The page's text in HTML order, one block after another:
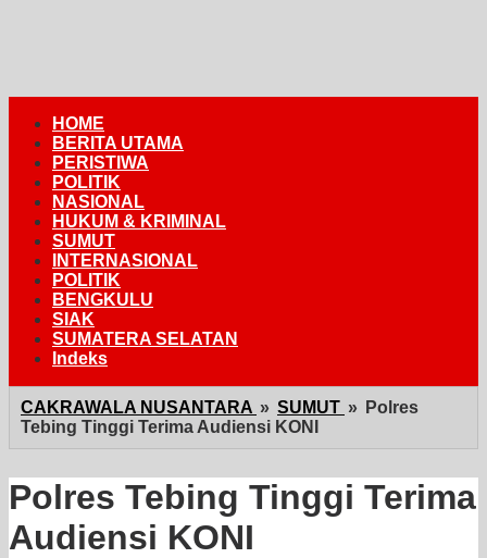
HOME
BERITA UTAMA
PERISTIWA
POLITIK
NASIONAL
HUKUM & KRIMINAL
SUMUT
INTERNASIONAL
POLITIK
BENGKULU
SIAK
SUMATERA SELATAN
Indeks
CAKRAWALA NUSANTARA » SUMUT » Polres
Tebing Tinggi Terima Audiensi KONI
Polres Tebing Tinggi Terima
Audiensi KONI